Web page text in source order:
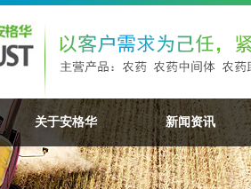
关于安格华 新闻资讯